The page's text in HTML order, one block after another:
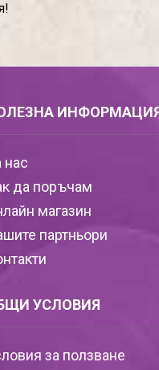
нас
да поръчам
магазин
партньори
УСЛОВИЯ
за ползване